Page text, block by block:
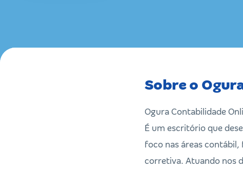
Sobre o
Ogura Contabilidade
É um escritório que
foco nas áreas
corretiva. Atuando nos